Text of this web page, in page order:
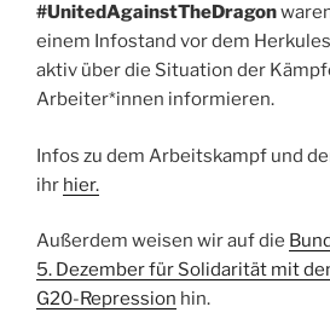
#UnitedAgainstTheDragon
einem Infostand vor dem
aktiv über die Situation der
Arbeiter*innen informieren.
Infos zu dem Arbeitskampf und
ihr hier.
Außerdem weisen wir auf die
5. Dezember für Solidarität mit
G20-Repression hin.